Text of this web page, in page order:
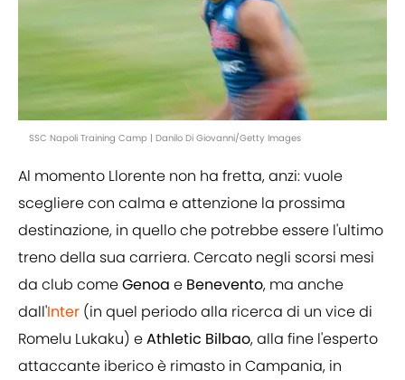
SSC Napoli Training Camp | Danilo Di Giovanni/Getty Images
Al momento Llorente non ha fretta, anzi: vuole
scegliere con calma e attenzione la prossima
destinazione, in quello che potrebbe essere l'ultimo
treno della sua carriera. Cercato negli scorsi mesi
da club comeGenoa e Benevento, ma anche
dall'Inter (in quel periodo alla ricerca di un vice di
Romelu Lukaku) eAthletic Bilbao, alla fine l'esperto
attaccante iberico è rimasto in Campania, in